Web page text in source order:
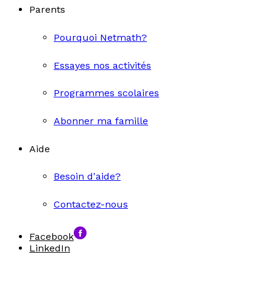
Parents
Pourquoi Netmath?
Essayes nos activités
Programmes scolaires
Abonner ma famille
Aide
Besoin d'aide?
Contactez-nous
Facebook
LinkedIn